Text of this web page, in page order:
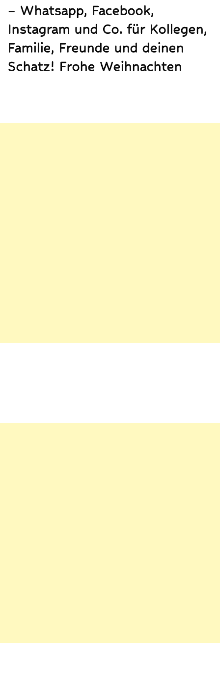
– Whatsapp, Facebook,
Instagram und Co. für Kollegen,
Familie, Freunde und deinen
Schatz! Frohe Weihnachten